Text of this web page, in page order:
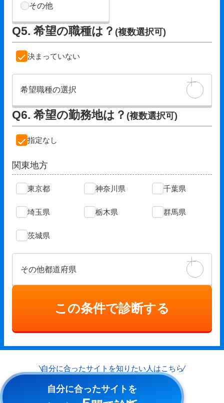
その他
Q5. 希望の職種は？ (複数選択可)
決まっていない
希望職種の選択
Q6. 希望の勤務地は？ (複数選択可)
指定なし
関東地方
東京都 神奈川県 千葉県
埼玉県 栃木県 群馬県
茨城県
その他都道府県
この条件で診断する
自分に合ったサイトを知りたい人はこちら
自分に合ったサイトを